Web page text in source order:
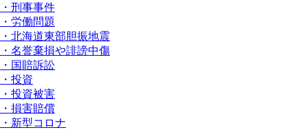
・刑事事件
・労働問題
・北海道東部胆振地震
・名誉棄損や誹謗中傷
・国賠訴訟
・投資
・投資被害
・損害賠償
・新型コロナ